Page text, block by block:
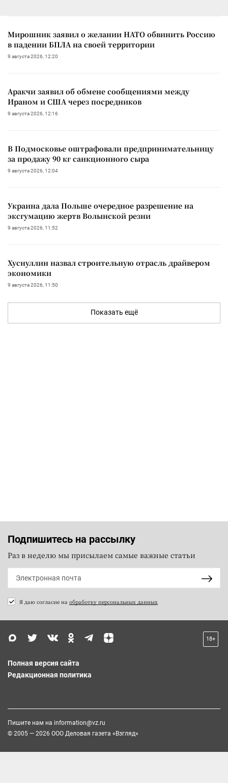
Мирошник заявил о желании НАТО обвинить Россию
в падении БПЛА на своей территории
9 августа 2026, 12:20
Аракчи заявил об обмене сообщениями между
Ираном и США через посредников
9 августа 2026, 12:16
В Подмосковье оштрафовали предпринимательницу
за продажу 90 кг санкционного сыра
9 августа 2026, 12:04
Украина дала Польше очередное разрешение на
эксгумацию жертв Волынской резни
9 августа 2026, 11:52
Хуснуллин назвал строительную отрасль драйвером
экономики
9 августа 2026, 11:50
Показать ещё
Подпишитесь на рассылку
Раз в неделю мы присылаем самые важные статьи
Я даю согласие на обработку персональных данных
18+
Полная версия сайта
Редакционная политика
Пишите нам на information@vz.ru
© 2005 — 2026 ООО Деловая газета «Взгляд»